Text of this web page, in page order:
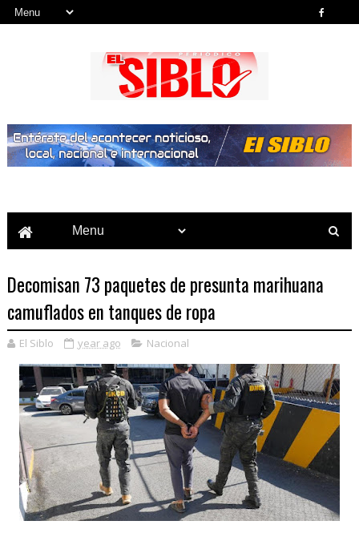
Decomisan 73 paquetes de presunta marihuana
camuflados en tanques de ropa
El Siblo year ago Nacional